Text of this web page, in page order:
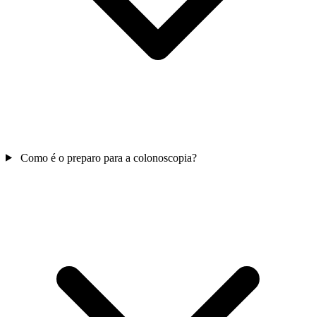
Como é o preparo para a colonoscopia?